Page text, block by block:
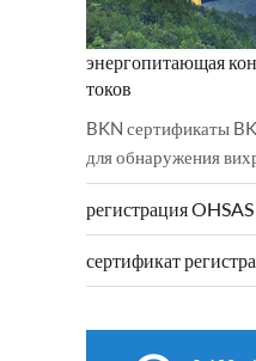
энергопитающая
токов
BKN сертификаты
для обнаружения
низковольтное
соблюдены и
42 / EC
регистрация OHSAS
сертификат